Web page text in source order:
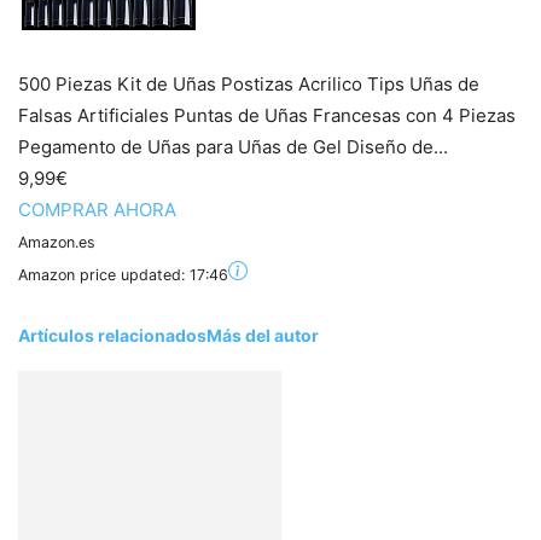
500 Piezas Kit de Uñas Postizas Acrilico Tips Uñas de
Falsas Artificiales Puntas de Uñas Francesas con 4 Piezas
Pegamento de Uñas para Uñas de Gel Diseño de...
9,99€
COMPRAR AHORA
Amazon.es
Amazon price updated: 17:46
Artículos relacionadosMás del autor